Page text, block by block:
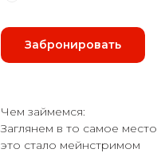
Забронировать
Чем займемся:
Заглянем в то самое
это стало мейнстримом